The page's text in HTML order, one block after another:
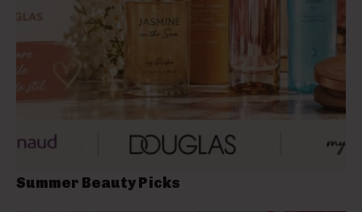
Summer Beauty Picks